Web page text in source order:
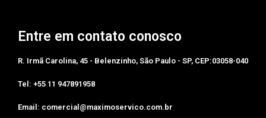
Entre em contato conosco
R. Irmã Carolina, 45 - Belenzinho, São Paulo - SP, CEP:03058-040
Tel: +55 11 947891958‬
Email: comercial@maximoservico.com.br